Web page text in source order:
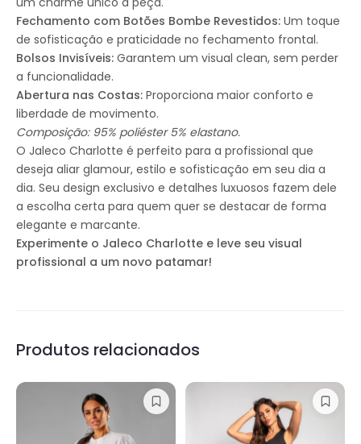
Fechamento com Botões Bombe Revestidos: Um toque
de sofisticação e praticidade no fechamento frontal.
Bolsos Invisíveis: Garantem um visual clean, sem perder
a funcionalidade.
Abertura nas Costas: Proporciona maior conforto e
liberdade de movimento.
Composição: 95% poliéster 5% elastano.
O Jaleco Charlotte é perfeito para a profissional que
deseja aliar glamour, estilo e sofisticação em seu dia a
dia. Seu design exclusivo e detalhes luxuosos fazem dele
a escolha certa para quem quer se destacar de forma
elegante e marcante.
Experimente o Jaleco Charlotte e leve seu visual
profissional a um novo patamar!
Produtos relacionados